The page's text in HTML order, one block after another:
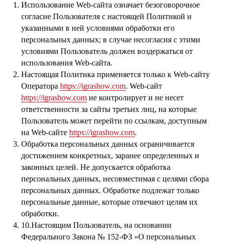
Использование Web-сайта означает безоговорочное
согласие Пользователя с настоящей Политикой и
указанными в ней условиями обработки его
персональных данных; в случае несогласия с этими
условиями Пользователь должен воздержаться от
использования Web-сайта.
Настоящая Политика применяется только к Web-сайту
Оператора https://igrashow.com. Web-сайт
https://igrashow.com не контролирует и не несет
ответственности за сайты третьих лиц, на которые
Пользователь может перейти по ссылкам, доступным
на Web-сайте https://igrashow.com.
Обработка персональных данных ограничивается
достижением конкретных, заранее определенных и
законных целей. Не допускается обработка
персональных данных, несовместимая с целями сбора
персональных данных. Обработке подлежат только
персональные данные, которые отвечают целям их
обработки.
10.Настоящим Пользователь, на основании
Федерального Закона № 152-ФЗ «О персональных